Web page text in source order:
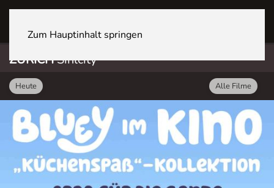
Zum Hauptinhalt springen
ZÜRICHSihlcity
Heute Alle Filme